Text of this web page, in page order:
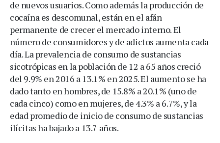
de nuevos usuarios. Como además la producción de
cocaína es descomunal, están en el afán
permanente de crecer el mercado interno. El
número de consumidores y de adictos aumenta cada
día. La prevalencia de consumo de sustancias
sicotrópicas en la población de 12 a 65 años creció
del 9.9% en 2016 a 13.1% en 2025. El aumento se ha
dado tanto en hombres, de 15.8% a 20.1% (uno de
cada cinco) como en mujeres, de 4.3% a 6.7%, y la
edad promedio de inicio de consumo de sustancias
ilícitas ha bajado a 13.7 años.